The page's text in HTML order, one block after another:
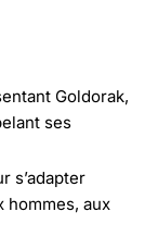
Goldorak,
ses
s’adapter
hommes, aux